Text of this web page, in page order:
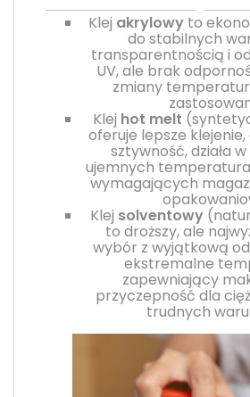
Klej akrylowyto
do stabilnych
transparentnością i
UV, ale brak
zmiany
Klej hot melt
oferuje lepsze
sztywność, działa
ujemnych
wymagających
Klej solventowy
to droższy, ale
wybór z wyjątkową
ekstremalne
zapewniający
przyczepność dla
trudnych